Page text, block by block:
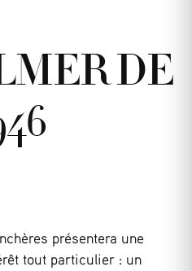
DE
présentera une
tout particulier : un